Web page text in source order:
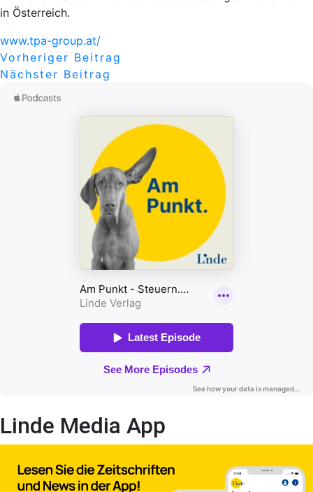
in Österreich.
www.tpa-group.at/
Beitragsnavigation
Vorheriger Beitrag
Nächster Beitrag
Linde Media App